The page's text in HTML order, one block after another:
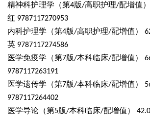
精神科护理学（第4版/高职护理/配增值）
红 9787117270953
内科护理学（第4版/高职护理/配增值）
英 9787117274586
医学免疫学（第7版/本科临床/配增值）
9787117263191
医学遗传学（第7版/本科临床/配增值）
9787117264402
医学导论（第5版/本科临床/配增值）